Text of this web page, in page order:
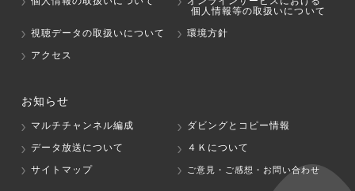
個人情報等の取扱いについて
視聴データの取扱いについて
環境方針
アクセス
お知らせ
マルチチャンネル編成
ダビングとコピー情報
データ放送について
４Ｋについて
サイトマップ
ご意見・ご感想・お問い合わせ